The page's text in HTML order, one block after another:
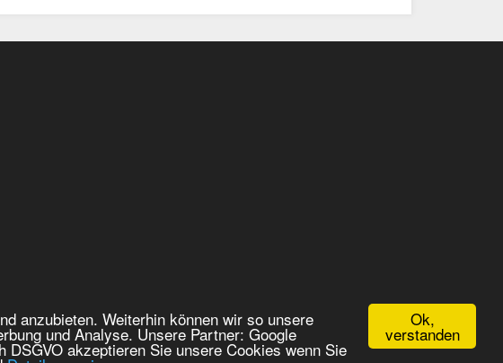
Ok,
verstanden
anzubieten. Weiterhin können wir so unsere
und Analyse. Unsere Partner: Google
akzeptieren Sie unsere Cookies wenn Sie
Powered by